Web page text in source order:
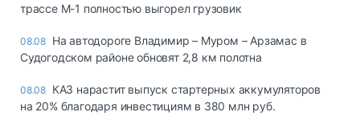
трассе М-1 полностью выгорел грузовик
08.08 На автодороге Владимир – Муром – Арзамас в
Судогодском районе обновят 2,8 км полотна
08.08 КАЗ нарастит выпуск стартерных аккумуляторов
на 20% благодаря инвестициям в 380 млн руб.